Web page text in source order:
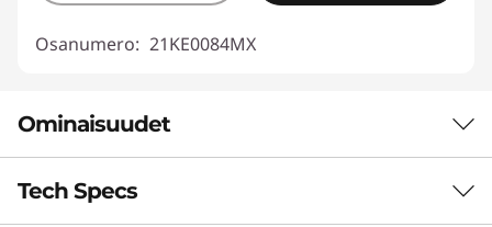
Osanumero: 21KE0084MX
Ominaisuudet
Tech Specs